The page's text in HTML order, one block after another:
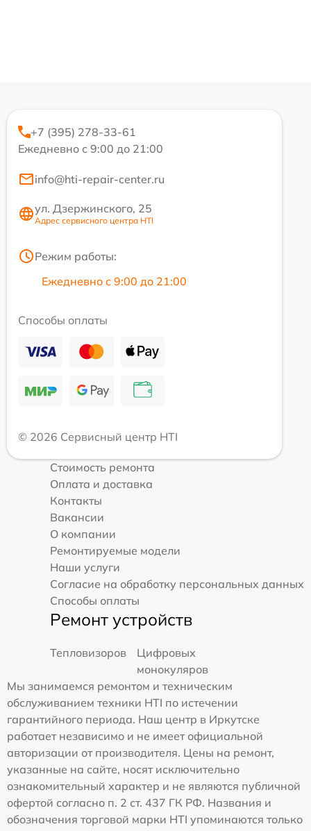
+7 (395) 278-33-61
Ежедневно с 9:00 до 21:00
info@hti-repair-center.ru
ул. Дзержинского, 25
Адрес сервисного центра HTI
Режим работы:
Ежедневно с 9:00 до 21:00
Способы оплаты
© 2026 Сервисный центр HTI
Стоимость ремонта
Оплата и доставка
Контакты
Вакансии
О компании
Ремонтируемые модели
Наши услуги
Согласие на обработку персональных данных
Способы оплаты
Ремонт устройств
Тепловизоров
Цифровых
монокуляров
Мы занимаемся ремонтом и техническим
обслуживанием техники HTI по истечении
гарантийного периода. Наш центр в Иркутске
работает независимо и не имеет официальной
авторизации от производителя. Цены на ремонт,
указанные на сайте, носят исключительно
ознакомительный характер и не являются публичной
офертой согласно п. 2 ст. 437 ГК РФ. Названия и
обозначения торговой марки HTI упоминаются только